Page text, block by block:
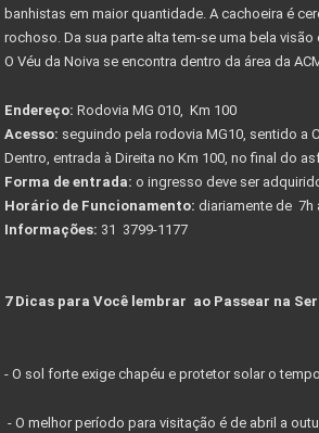
banhistas em maior quantidade. A cachoeira é
rochoso. Da sua parte alta tem-se uma bela
O Véu da Noiva se encontra dentro da área da
Endereço: Rodovia MG 010, Km 100
Acesso: seguindo pela rodovia MG10, sentido a
Dentro, entrada à Direita no Km 100, no final do
Forma de entrada: o ingresso deve ser
Horário de Funcionamento: diariamente de 7h
Informações: 31 3799-1177
7 Dicas para Você lembrar ao Passear na
- O sol forte exige chapéu e protetor solar o
- O melhor período para visitação é de abril a